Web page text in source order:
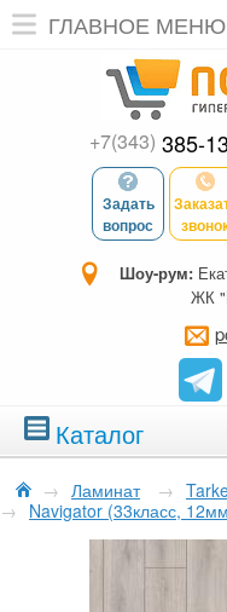
ГЛАВНОЕ МЕНЮ
+7(343) 385-
Задать
вопрос
Шоу-рум:
ЖК
Каталог
→ Ламинат →
→ Navigator (33класс,